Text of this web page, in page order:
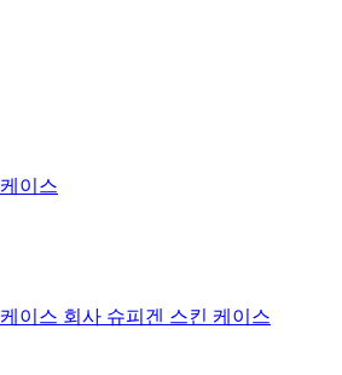
이스
케이스 회사 슈피겐 스킨 케이스